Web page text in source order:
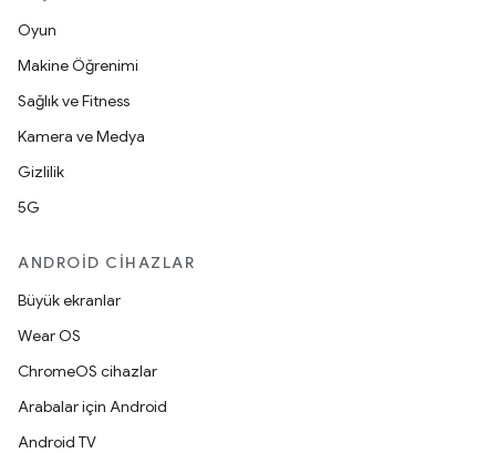
Oyun
Makine Öğrenimi
Sağlık ve Fitness
Kamera ve Medya
Gizlilik
5G
ANDROID CIHAZLAR
Büyük ekranlar
Wear OS
ChromeOS cihazlar
Arabalar için Android
Android TV